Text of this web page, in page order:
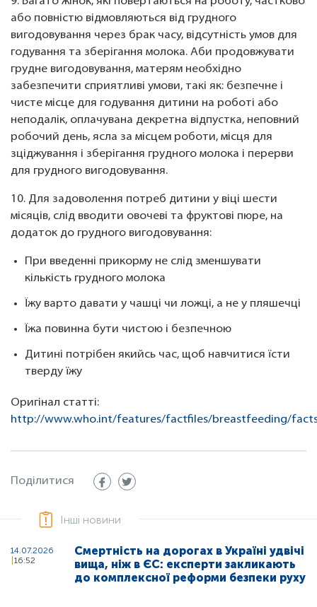
або повністю відмовляються від грудного
вигодовування через брак часу, відсутність умов для
годування та зберігання молока. Аби продовжувати
грудне вигодовування, матерям необхідно
забезпечити сприятливі умови, такі як: безпечне і
чисте місце для годування дитини на роботі або
неподалік, оплачувана декретна відпустка, неповний
робочий день, ясла за місцем роботи, місця для
зціджування і зберігання грудного молока і перерви
для грудного вигодовування.
10. Для задоволення потреб дитини у віці шести
місяців, слід вводити овочеві та фруктові пюре, на
додаток до грудного вигодовування:
При введенні прикорму не слід зменшувати
кількість грудного молока
Їжу варто давати у чашці чи ложці, а не у пляшечці
Їжа повинна бути чистою і безпечною
Дитині потрібен якийсь час, щоб навчитися їсти
тверду їжу
Оригінал статті:
http://www.who.int/features/factfiles/breastfeeding/
Поділитися
Інші новини
14.07.2026
16:52
Смертність на дорогах в Україні удвічі
вища, ніж в ЄС: експерти закликають
до комплексної реформи безпеки руху